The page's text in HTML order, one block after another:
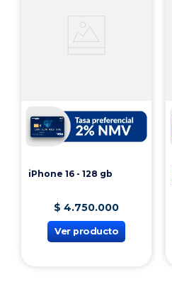
iPhone 16 - 128 gb
$ 4.750.000
Ver producto